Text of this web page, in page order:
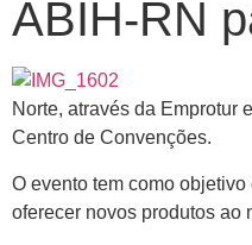
ABIH-RN
Norte, através da Emprotur
Centro de Convenções.
O evento tem como
oferecer novos produtos ao